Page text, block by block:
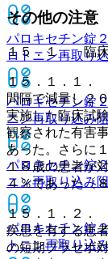
パロキセチン錠
ロトニン再取り
パロキセチン錠
ニン再取り込み
パロキセチン錠
ニン再取り込み
パロキセチン錠
トニン再取り込
その他の注意
１５．１． 臨
１５．１．１．
間隔で減量し２
実施した臨床試
観察された有害
あった。さらに
１８歳の患者が
４％であった〔
１５．１．２．
疾患を有する患
の短期プラセボ